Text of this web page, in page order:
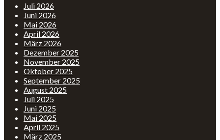
Juli 2026
Juni 2026
Mai 2026
April 2026
März 2026
Dezember 2025
November 2025
Oktober 2025
September 2025
August 2025
Juli 2025
Juni 2025
Mai 2025
April 2025
März 2025